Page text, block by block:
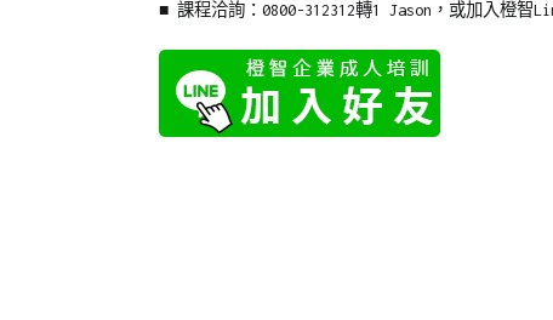
■ 課程洽詢：0800-312312轉1 Jason，或加入橙智